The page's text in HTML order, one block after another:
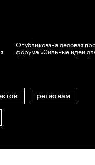
Опубликована деловая
форума «Сильные идеи
регионам